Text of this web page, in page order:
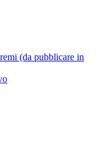
(da pubblicare in